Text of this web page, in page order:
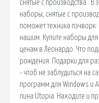
снятые с производства : В
наборы, снятые с
поможет техника
нашим. Купите наборы
ценам в Леонардо. Что
рождения. Подарки для
- чтоб не заблудиться на
программ для Windows и
пина:Utopia. Находите и